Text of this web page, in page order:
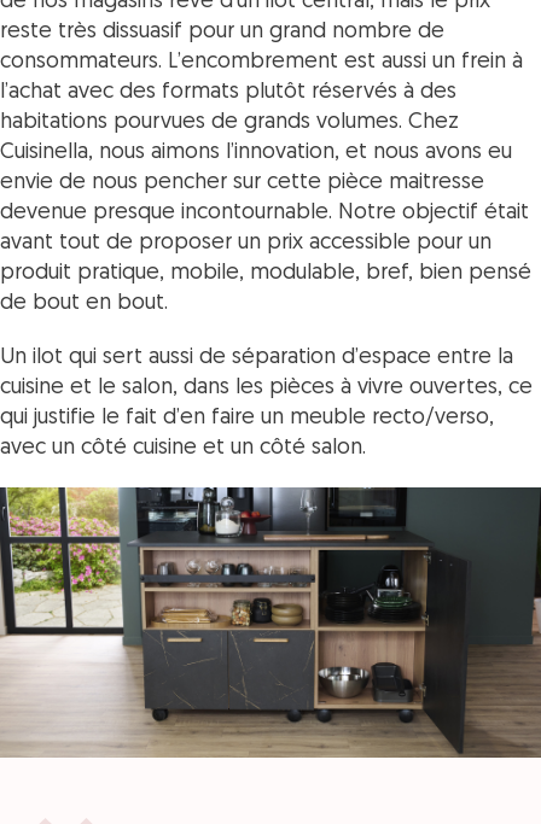
reste très dissuasif pour un grand nombre de
consommateurs. L’encombrement est aussi un frein à
l’achat avec des formats plutôt réservés à des
habitations pourvues de grands volumes. Chez
Cuisinella, nous aimons l’innovation, et nous avons eu
envie de nous pencher sur cette pièce maitresse
devenue presque incontournable. Notre objectif était
avant tout de proposer un prix accessible pour un
produit pratique, mobile, modulable, bref, bien pensé
de bout en bout.
Un ilot qui sert aussi de séparation d’espace entre la
cuisine et le salon, dans les pièces à vivre ouvertes, ce
qui justifie le fait d’en faire un meuble recto/verso,
avec un côté cuisine et un côté salon.